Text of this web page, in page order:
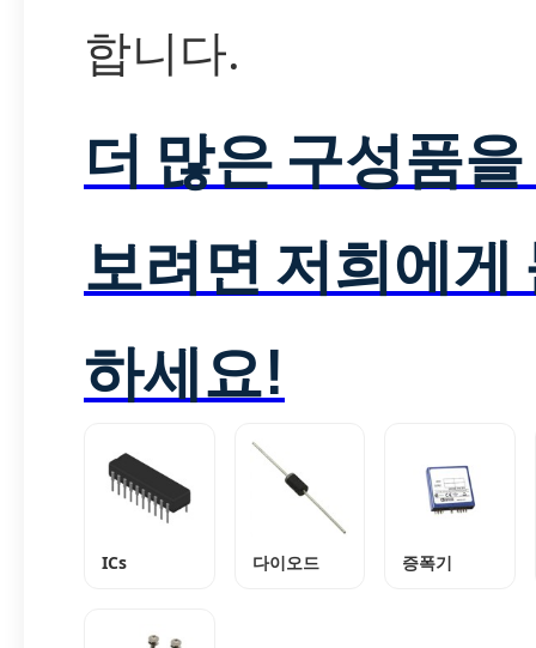
합니다.
더 많은 구성품
보려면 저희에게
하세요!
ICs 다이오드 증폭기